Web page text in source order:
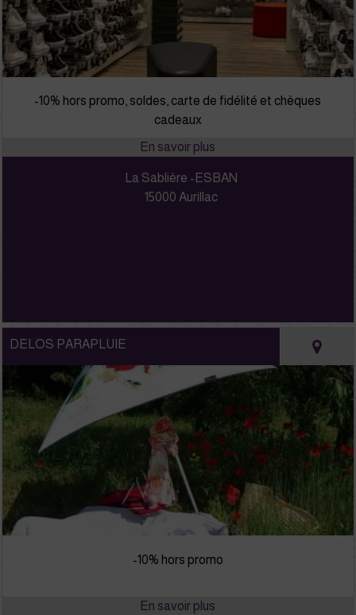
-10% hors promo, soldes, carte de fidélité et chèques
cadeaux
La Sablière -ESBAN
15000 Aurillac
DELOS PARAPLUIE
-10% hors promo